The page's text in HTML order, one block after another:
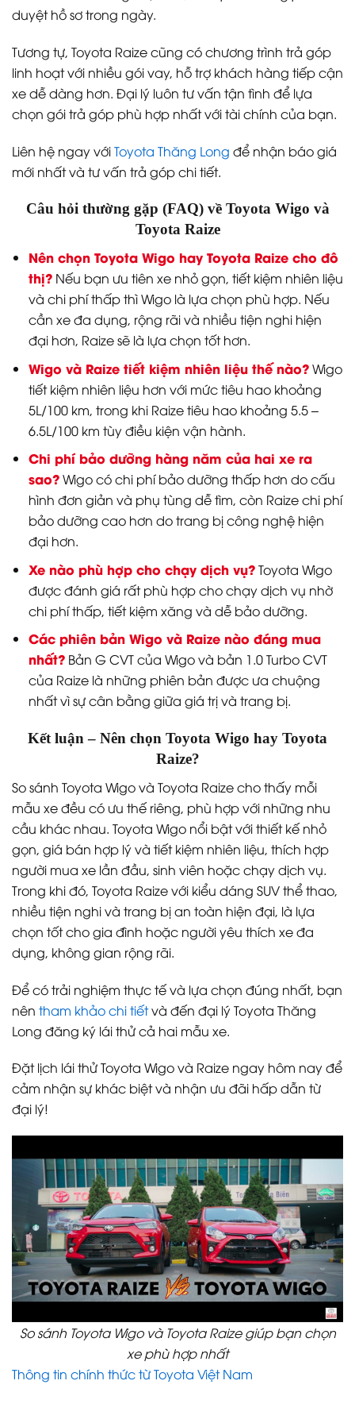
duyệt hồ sơ trong ngày.
Tương tự, Toyota Raize cũng có chương trình trả góp
linh hoạt với nhiều gói vay, hỗ trợ khách hàng tiếp cận
xe dễ dàng hơn. Đại lý luôn tư vấn tận tình để lựa
chọn gói trả góp phù hợp nhất với tài chính của bạn.
Liên hệ ngay vớiToyota Thăng Long để nhận báo giá
mới nhất và tư vấn trả góp chi tiết.
Câu hỏi thường gặp (FAQ) về Toyota Wigo và
Toyota Raize
Nên chọn Toyota Wigo hay Toyota Raize cho đô
thị?Nếu bạn ưu tiên xe nhỏ gọn, tiết kiệm nhiên liệu
và chi phí thấp thì Wigo là lựa chọn phù hợp. Nếu
cần xe đa dụng, rộng rãi và nhiều tiện nghi hiện
đại hơn, Raize sẽ là lựa chọn tốt hơn.
Wigo và Raize tiết kiệm nhiên liệu thế nào?Wigo
tiết kiệm nhiên liệu hơn với mức tiêu hao khoảng
5L/100 km, trong khi Raize tiêu hao khoảng 5.5 –
6.5L/100 km tùy điều kiện vận hành.
Chi phí bảo dưỡng hàng năm của hai xe ra
sao?Wigo có chi phí bảo dưỡng thấp hơn do cấu
hình đơn giản và phụ tùng dễ tìm, còn Raize chi phí
bảo dưỡng cao hơn do trang bị công nghệ hiện
đại hơn.
Xe nào phù hợp cho chạy dịch vụ?Toyota Wigo
được đánh giá rất phù hợp cho chạy dịch vụ nhờ
chi phí thấp, tiết kiệm xăng và dễ bảo dưỡng.
Các phiên bản Wigo và Raize nào đáng mua
nhất?Bản G CVT của Wigo và bản 1.0 Turbo CVT
của Raize là những phiên bản được ưa chuộng
nhất vì sự cân bằng giữa giá trị và trang bị.
Kết luận – Nên chọn Toyota Wigo hay Toyota
Raize?
So sánh Toyota Wigo và Toyota Raize cho thấy mỗi
mẫu xe đều có ưu thế riêng, phù hợp với những nhu
cầu khác nhau. Toyota Wigo nổi bật với thiết kế nhỏ
gọn, giá bán hợp lý và tiết kiệm nhiên liệu, thích hợp
người mua xe lần đầu, sinh viên hoặc chạy dịch vụ.
Trong khi đó, Toyota Raize với kiểu dáng SUV thể thao,
nhiều tiện nghi và trang bị an toàn hiện đại, là lựa
chọn tốt cho gia đình hoặc người yêu thích xe đa
dụng, không gian rộng rãi.
Để có trải nghiệm thực tế và lựa chọn đúng nhất, bạn
nên tham khảo chi tiếtvà đến đại lý Toyota Thăng
Long đăng ký lái thử cả hai mẫu xe.
Đặt lịch lái thử Toyota Wigo và Raize ngay hôm nay để
cảm nhận sự khác biệt và nhận ưu đãi hấp dẫn từ
đại lý!
So sánh Toyota Wigo và Toyota Raize giúp bạn chọn
xe phù hợp nhất
Thông tin chính thức từ Toyota Việt Nam